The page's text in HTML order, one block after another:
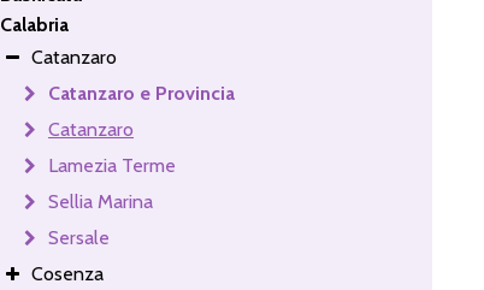
Calabria
Catanzaro
Catanzaro e Provincia
Catanzaro
Lamezia Terme
Sellia Marina
Sersale
Cosenza